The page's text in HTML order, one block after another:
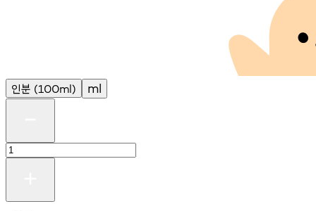
인분 (100ml) ml